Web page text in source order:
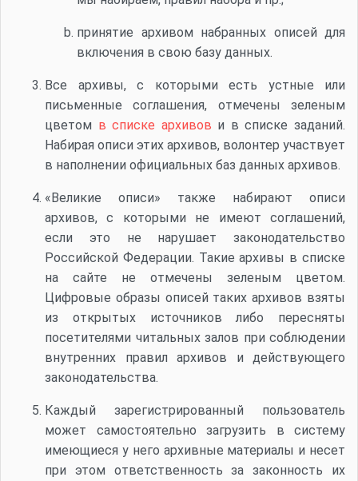
принятие архивом набранных описей для
включения в свою базу данных.
Все архивы, с которыми есть устные или
письменные соглашения, отмечены зеленым
цветом в списке архивов и в списке заданий.
Набирая описи этих архивов, волонтер участвует
в наполнении официальных баз данных архивов.
«Великие описи» также набирают описи
архивов, с которыми не имеют соглашений,
если это не нарушает законодательство
Российской Федерации. Такие архивы в списке
на сайте не отмечены зеленым цветом.
Цифровые образы описей таких архивов взяты
из открытых источников либо пересняты
посетителями читальных залов при соблюдении
внутренних правил архивов и действующего
законодательства.
Каждый зарегистрированный пользователь
может самостоятельно загрузить в систему
имеющиеся у него архивные материалы и несет
при этом ответственность за законность их